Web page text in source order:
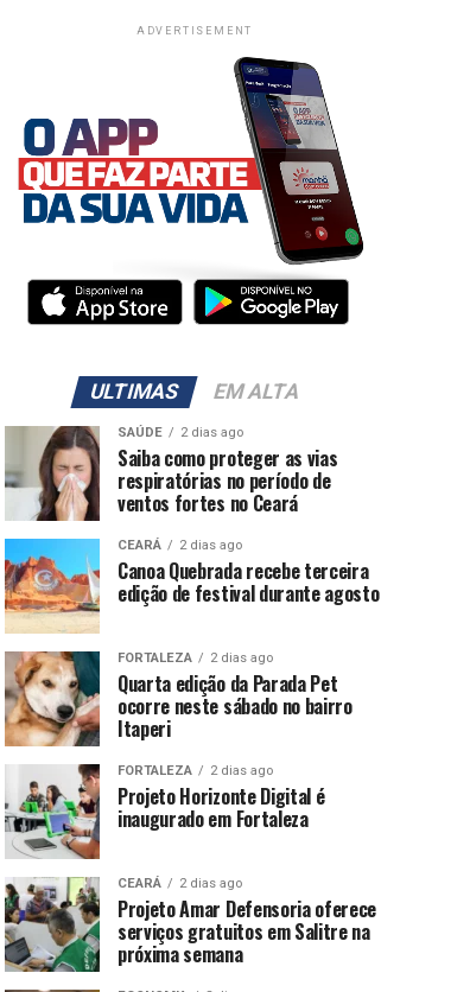
ADVERTISEMENT
ULTIMAS EM ALTA
SAÚDE 2 dias ago
Saiba como proteger as vias
respiratórias no período de
ventos fortes no Ceará
CEARÁ 2 dias ago
Canoa Quebrada recebe terceira
edição de festival durante agosto
FORTALEZA 2 dias ago
Quarta edição da Parada Pet
ocorre neste sábado no bairro
Itaperi
FORTALEZA 2 dias ago
Projeto Horizonte Digital é
inaugurado em Fortaleza
CEARÁ 2 dias ago
Projeto Amar Defensoria oferece
serviços gratuitos em Salitre na
próxima semana